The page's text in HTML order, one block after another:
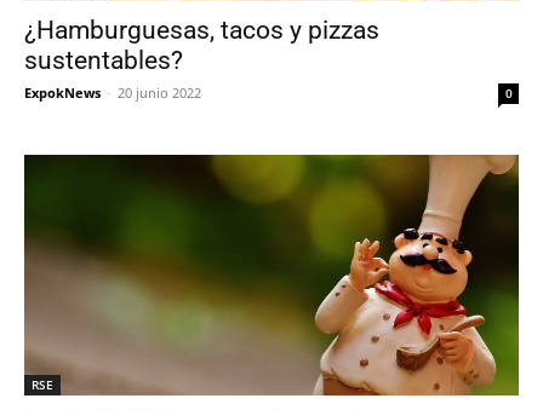
¿Hamburguesas, tacos y pizzas
sustentables?
ExpokNews - 20 junio 2022 0
RSE